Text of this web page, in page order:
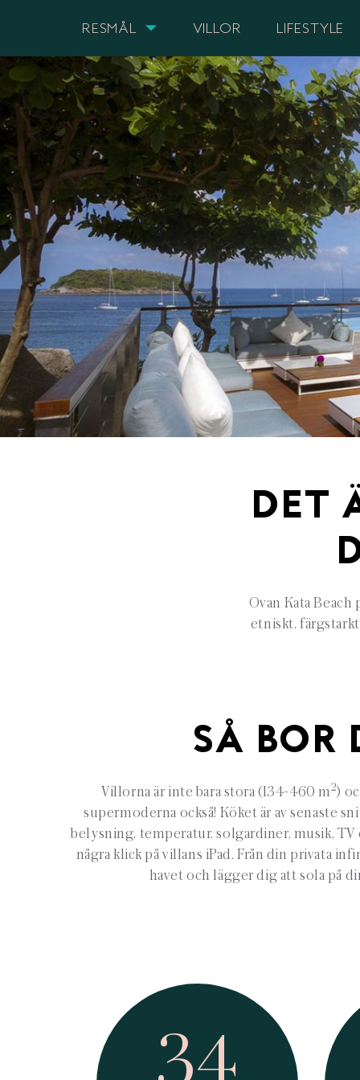
RESMÅL VILLOR LIFESTYLE
DET
Ovan Kata
etniskt,
SÅ BOR
Villorna är inte bara stora (134-460 m2)
supermoderna också! Köket är av senaste
belysning, temperatur, solgardiner, musik, TV
några klick på villans iPad. Från din privata
havet och lägger dig att sola på